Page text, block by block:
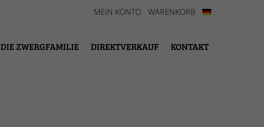
MEIN KONTO WARENKORB
DIE ZWERGFAMILIE DIREKTVERKAUF KONTAKT